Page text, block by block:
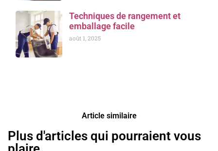
Techniques de rangement et
emballage facile
août 1, 2025
Article similaire
Plus d'articles qui pourraient vous